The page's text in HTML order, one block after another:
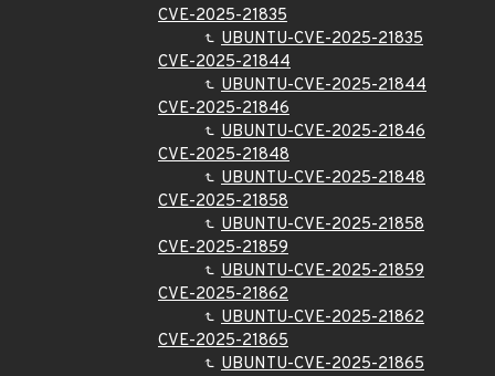
CVE-2025-21835
UBUNTU-CVE-2025-21835
CVE-2025-21844
UBUNTU-CVE-2025-21844
CVE-2025-21846
UBUNTU-CVE-2025-21846
CVE-2025-21848
UBUNTU-CVE-2025-21848
CVE-2025-21858
UBUNTU-CVE-2025-21858
CVE-2025-21859
UBUNTU-CVE-2025-21859
CVE-2025-21862
UBUNTU-CVE-2025-21862
CVE-2025-21865
UBUNTU-CVE-2025-21865